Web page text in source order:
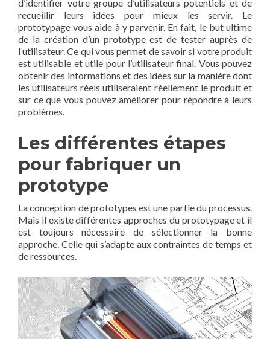
d’identifier votre groupe d’utilisateurs potentiels et de
recueillir leurs idées pour mieux les servir. Le
prototypage vous aide à y parvenir. En fait, le but ultime
de la création d’un prototype est de tester auprès de
l’utilisateur. Ce qui vous permet de savoir si votre produit
est utilisable et utile pour l’utilisateur final. Vous pouvez
obtenir des informations et des idées sur la manière dont
les utilisateurs réels utiliseraient réellement le produit et
sur ce que vous pouvez améliorer pour répondre à leurs
problèmes.
Les différentes étapes
pour fabriquer un
prototype
La conception de prototypes est une partie du processus.
Mais il existe différentes approches du prototypage et il
est toujours nécessaire de sélectionner la bonne
approche. Celle qui s’adapte aux contraintes de temps et
de ressources.